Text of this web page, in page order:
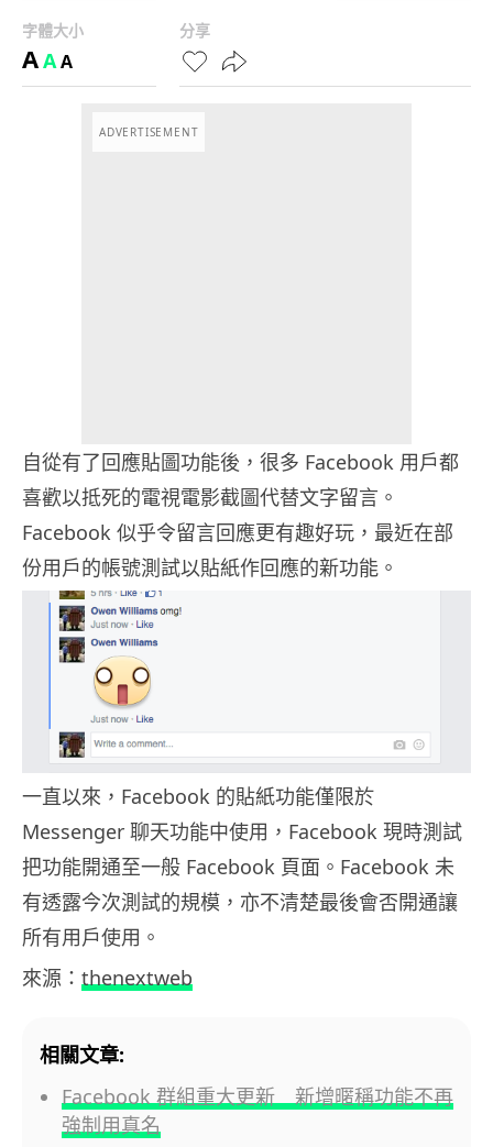
字體大小
AAA
分享
ADVERTISEMENT
自從有了回應貼圖功能後，很多 Facebook 用戶都
喜歡以抵死的電視電影截圖代替文字留言。
Facebook 似乎令留言回應更有趣好玩，最近在部
份用戶的帳號測試以貼紙作回應的新功能。
一直以來，Facebook 的貼紙功能僅限於
Messenger 聊天功能中使用，Facebook 現時測試
把功能開通至一般 Facebook 頁面。Facebook 未
有透露今次測試的規模，亦不清楚最後會否開通讓
所有用戶使用。
來源： thenextweb
相關文章:
Facebook 群組重大更新 新增暱稱功能不再
強制用真名